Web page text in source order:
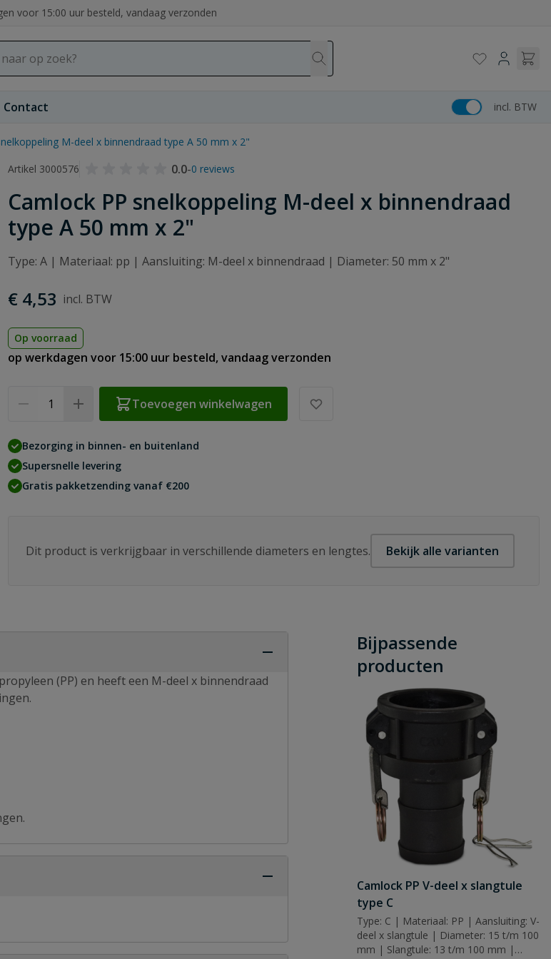
voor 15:00 uur besteld, vandaag verzonden
Contact incl. BTW
M-deel x binnendraad type A 50 mm x 2"
Artikel 3000576
0.0-0 reviews
Camlock PP snelkoppeling M-deel x binnendraad
type A 50 mm x 2"
Type: A | Materiaal: pp | Aansluiting: M-deel x binnendraad | Diameter: 50 mm x 2"
€ 4,53
Op voorraad
op werkdagen voor 15:00 uur besteld, vandaag verzonden
Toevoegen winkelwagen
Bezorging in binnen- en buitenland
Supersnelle levering
Gratis pakketzending vanaf €200
Dit product is verkrijgbaar in verschillende diameters en lengtes. Bekijk alle varianten
(PP) en heeft een M-deel x binnendraad
Bijpassende
producten
Camlock PP V-deel x slangtule
type C
Type: C | Materiaal: PP | Aansluiting: V-
deel x slangtule | Diameter: 15 t/m 100
mm | Slangtule: 13 t/m 100 mm |